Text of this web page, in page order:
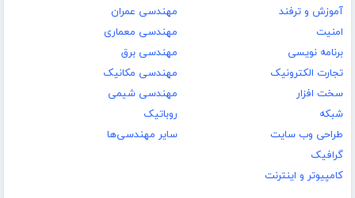
آموزش و ترفند
امنیت
برنامه نویسی
تجارت الکترونیک
سخت افزار
شبکه
طراحی وب سایت
گرافیک
کامپیوتر و اینترنت
مهندسی عمران
مهندسی معماری
مهندسی برق
مهندسی مکانیک
مهندسی شیمی
روباتیک
سایر مهندسی‌ها